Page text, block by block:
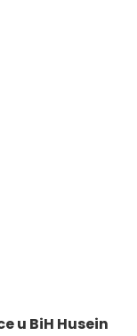
u BiH Husein